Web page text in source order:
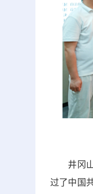
井冈山
过了中国